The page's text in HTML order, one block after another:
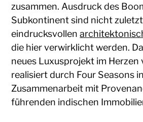
zusammen. Ausdruck des
Subkontinent sind nicht
eindrucksvollen
die hier verwirklicht werden.
neues Luxusprojekt im Herzen
realisiert durch Four Seasons in
Zusammenarbeit mit
führenden indischen